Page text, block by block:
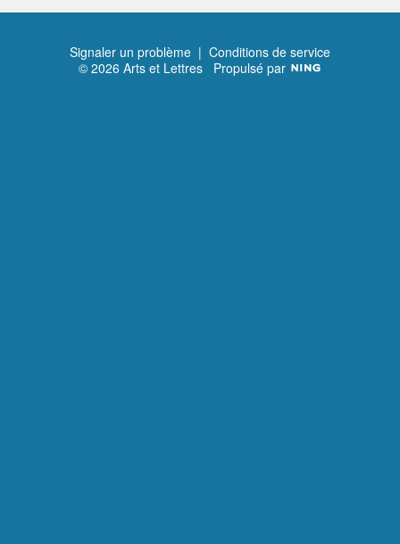
Signaler un problème | Conditions de service
© 2026 Arts et Lettres Propulsé par